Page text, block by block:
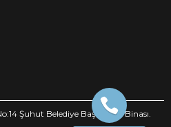
Şuhut Belediye Başkanlığı Binası.